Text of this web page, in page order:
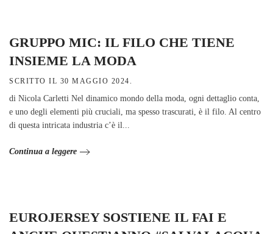
GRUPPO MIC: IL FILO CHE TIENE
INSIEME LA MODA
SCRITTO IL 30 MAGGIO 2024 .
di Nicola Carletti Nel dinamico mondo della moda, ogni dettaglio conta,
e uno degli elementi più cruciali, ma spesso trascurati, è il filo. Al centro
di questa intricata industria c’è il...
Continua a leggere
EUROJERSEY SOSTIENE IL FAI E